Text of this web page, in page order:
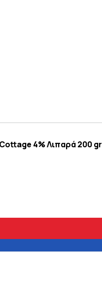
4% Λιπαρά 200 gr